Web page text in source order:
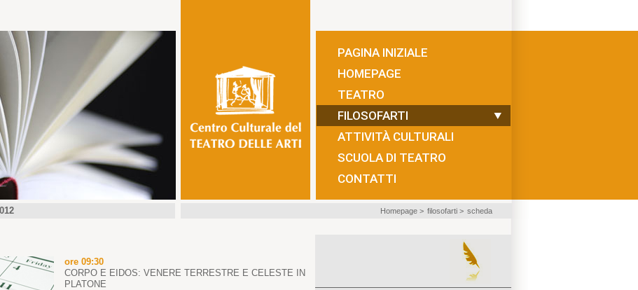
Homepage > filosofarti > scheda
ore 09:30
CORPO E EIDOS: VENERE TERRESTRE E CELESTE IN
PLATONE
PAGINA INIZIALE
HOMEPAGE
TEATRO
FILOSOFARTI
ATTIVITÀ CULTURALI
SCUOLA DI TEATRO
CONTATTI